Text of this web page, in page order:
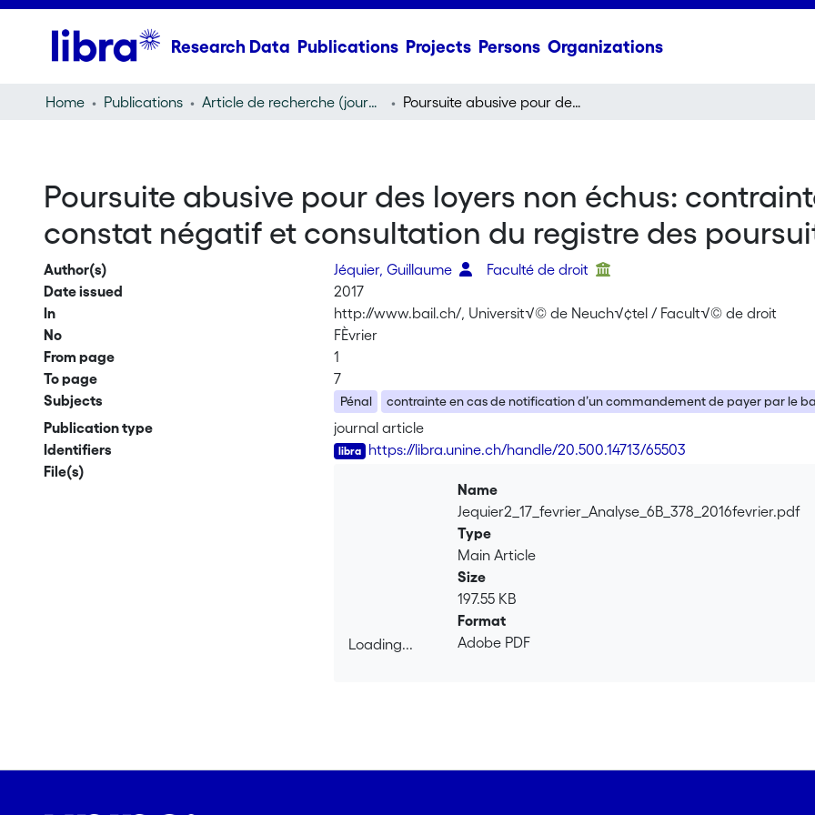
Research Data Publications Projects Persons Organizations
Home Publications Article de recherche (journal article) Poursuite abusive pour des loyers non échus: contrainte, extorsion, action en constat négatif et consultation du registre des poursuites
Poursuite abusive pour des loyers non échus:
constat négatif et consultation du registre des
Author(s) Jéquier, Guillaume
Faculté de droit
Date issued
2017
In
http://www.bail.ch/, Universit√© de Neuch√¢tel / Facult√© de droit
No
FÈvrier
From page
1
To page
7
Subjects
Pénal contrainte en cas de notification d’un commandement de payer par le
Publication type
journal article
Identifiers
https://libra.unine.ch/handle/20.500.14713/65503
File(s)
Loading...
Name
Jequier2_17_fevrier_Analyse_6B_378_2016fevrier.pdf
Type
Main Article
Size
197.55 KB
Format
Adobe PDF